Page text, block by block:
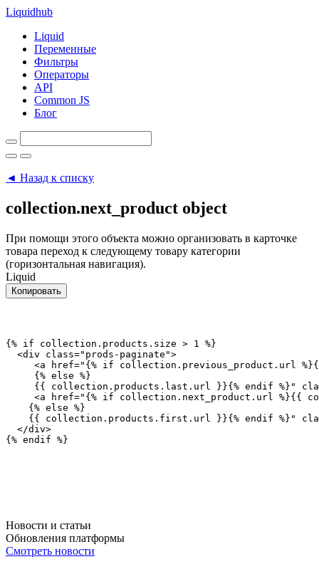
Liquidhub
Liquid
Переменные
Фильтры
Операторы
API
Common JS
Блог
◄ Назад к списку
collection.next_product object
При помощи этого объекта можно организовать в карточке
товара переход к следующему товару категории
(горизонтальная навигация).
Liquid
Копировать
{% if collection.products.size > 1 %}
<div class="prods-paginate">
<a href="{% if collection.previous_product.url
{% else %}
{{ collection.products.last.url }}{% endif %}"
<a href="{% if collection.next_product.url %}{{
{% else %}
{{ collection.products.first.url }}{% endif %}"
</div>
{% endif %}
Новости и статьи
Обновления платформы
Смотреть новости